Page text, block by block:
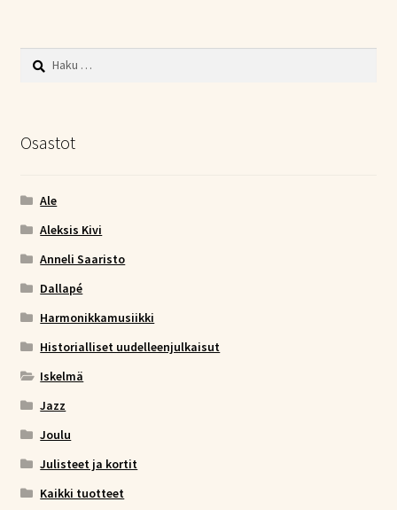
Haku:
Osastot
Ale
Aleksis Kivi
Anneli Saaristo
Dallapé
Harmonikkamusiikki
Historialliset uudelleenjulkaisut
Iskelmä
Jazz
Joulu
Julisteet ja kortit
Kaikki tuotteet